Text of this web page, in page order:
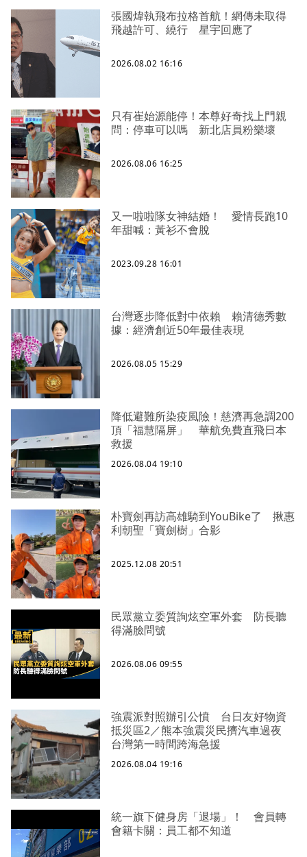
張國煒執飛布拉格首航！網傳未取得
飛越許可、繞行 星宇回應了
2026.08.02 16:16
只有崔始源能停！本尊好奇找上門親
問：停車可以嗎 新北店員粉樂壞
2026.08.06 16:25
又一啦啦隊女神結婚！ 愛情長跑10
年甜喊：黃衫不會脫
2023.09.28 16:01
台灣逐步降低對中依賴 賴清德秀數
據：經濟創近50年最佳表現
2026.08.05 15:29
降低避難所染疫風險！慈濟再急調200
頂「福慧隔屏」 華航免費直飛日本
救援
2026.08.04 19:10
朴寶劍再訪高雄騎到YouBike了 揪惠
利朝聖「寶劍樹」合影
2025.12.08 20:51
民眾黨立委質詢炫空軍外套 防長聽
得滿臉問號
2026.08.06 09:55
強震派對照辦引公憤 台日友好物資
抵災區2／熊本強震災民擠汽車過夜
台灣第一時間跨海急援
2026.08.04 19:16
統一旗下健身房「退場」！ 會員轉
會籍卡關：員工都不知道